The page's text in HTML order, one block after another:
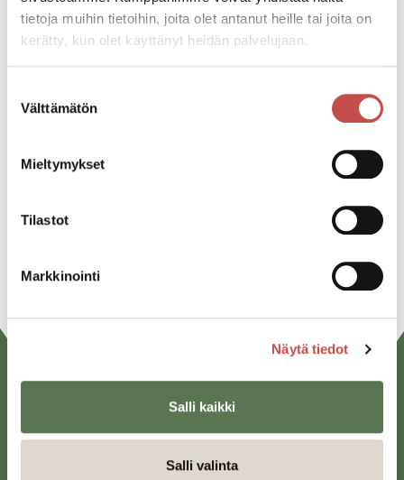
tietoja muihin tietoihin, joita olet antanut heille tai joita on
kerätty, kun olet käyttänyt heidän palvelujaan.
valinta
Välttämätön
Mieltymykset
Tilastot
Markkinointi
Näytä tiedot
Salli kaikki
Salli valinta
on nyt julkaistu!
Ajankohtaista 2.6.2026
Opiston työ-ja loma-ajat 2026-2027